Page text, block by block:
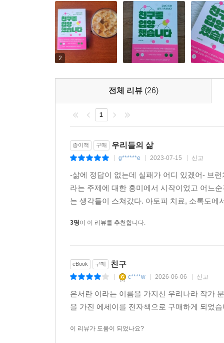
비혼 여성으로서의 미래를 그려보기도 하고, 가
다양한 삶의 방식을 계속 시도한 경험은 나만의
“인간답게 살기 위해 우리에겐 스스로 원하는 가
― 정의당 국회의원, 『어른이 되면』 작가 장혜영
비혼 여성의 ‘비정상가족’ 탄생기!
첫 번째 시골생활에서 비혼 여성으로 마주한
저자와의 상호보완적인 성격, 함께 사는 것의
만들어나간다. 아토피가 심한 저자를 위해 어리
같은 취미생활을 하고, 집안의 물건들을 직접 고
넓은 집을 구매한다. 또한 부모 돌봄과 노후 문
그들은 서로에게 법적 보호자가 필요함을 깨닫
그동안의 선택들이 “실패가 아닌 과정이었다”라
“전보다 유연해졌고, 덕분에 더 나은 삶을 향해
선택한 길을 자신에게 맞는 속도로 나아가기 위해
그렇게까지 용기가 필요한 일이어야 할까?”
2
전체 리뷰 (26)
1
종이책 구매 우리들의 삶
g******e 2023-07-15 신고
-삶에 정답이 없는데 실패가 어디 있겠어- 브
라는 주제에 대한 흥미에서 시작이었고 어느
는 생각들이 스쳐갔다. 아토피 치료, 소록도
3명이 이 리뷰를 추천합니다.
eBook 구매 친구
c****w 2026-06-06 신고
은서란 이라는 이름을 가지신 우리나라 작가
을 가진 에세이를 전자책으로 구매하게 되었
이 리뷰가 도움이 되었나요?